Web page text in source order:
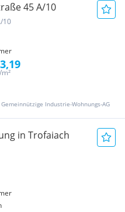
45 A/10
10
Gemeinnützige Industrie-Wohnungs-AG
in Trofaiach